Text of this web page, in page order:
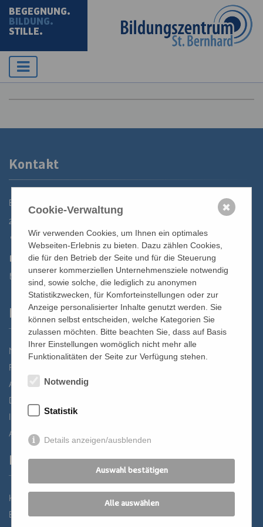
BEGEGNUNG.
BILDUNG.
STILLE.
Kontakt
Bildungszentrum St. Bernhard der Erzdiözese Wien
2700 Wiener Neustadt, Domplatz 1
02622 29131-5040
st.bernhard@edw.or.at
Links
Newsletter
Förderverein
Anreise
Datenschutz
Impressum
AGB
Partner
Katholisches Bildungswerk Wien
Bildung Regional
Cookie-Verwaltung
Wir verwenden Cookies, um Ihnen ein optimales
Webseiten-Erlebnis zu bieten. Dazu zählen Cookies,
die für den Betrieb der Seite und für die Steuerung
unserer kommerziellen Unternehmensziele notwendig
sind, sowie solche, die lediglich zu anonymen
Statistikzwecken, für Komforteinstellungen oder zur
Anzeige personalisierter Inhalte genutzt werden. Sie
können selbst entscheiden, welche Kategorien Sie
zulassen möchten. Bitte beachten Sie, dass auf Basis
Ihrer Einstellungen womöglich nicht mehr alle
Funktionalitäten der Seite zur Verfügung stehen.
Notwendig
Statistik
Details anzeigen/ausblenden
Auswahl bestätigen
Alle auswählen
✖